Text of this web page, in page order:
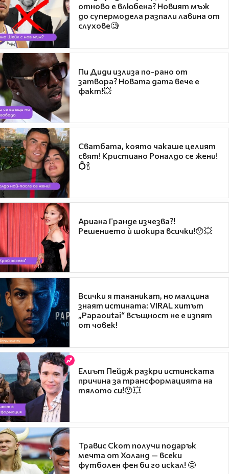
отново е влюбена? Новият мъж
до супермодела разпали лавина от
слухове🧐
Пи Диди излиза по-рано от
затвора? Новата дата вече е
факт!💥
Сватбата, която чакаше целият
свят! Кристиано Роналдо се жени!
💍🍾
Ариана Гранде изчезва?!
Решението ѝ шокира всички!😯💥
Всички я тананикат, но малцина
знаят истината: VIRAL хитът
„Papaoutai“ всъщност не е изпят
от човек!
Елиът Пейдж разкри истинската
причина за трансформацията на
тялото си!😯💥
Травис Скот получи подарък
мечта от Холанд — всеки
футболен фен би го искал! 🤩